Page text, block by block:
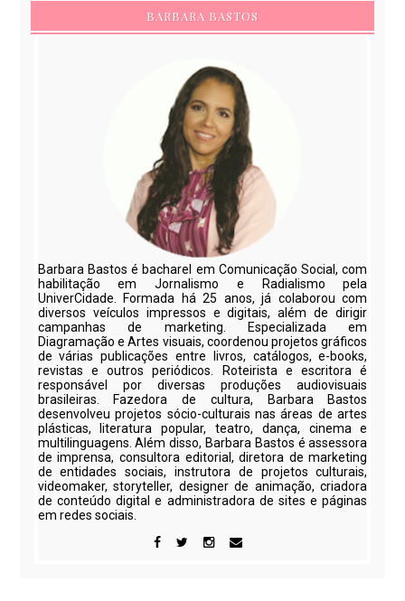
BARBARA BASTOS
Barbara Bastos é bacharel em Comunicação Social, com
habilitação em Jornalismo e Radialismo pela
UniverCidade. Formada há 25 anos, já colaborou com
diversos veículos impressos e digitais, além de dirigir
campanhas de marketing. Especializada em
Diagramação e Artes visuais, coordenou projetos gráficos
de várias publicações entre livros, catálogos, e-books,
revistas e outros periódicos. Roteirista e escritora é
responsável por diversas produções audiovisuais
brasileiras. Fazedora de cultura, Barbara Bastos
desenvolveu projetos sócio-culturais nas áreas de artes
plásticas, literatura popular, teatro, dança, cinema e
multilinguagens. Além disso, Barbara Bastos é assessora
de imprensa, consultora editorial, diretora de marketing
de entidades sociais, instrutora de projetos culturais,
videomaker, storyteller, designer de animação, criadora
de conteúdo digital e administradora de sites e páginas
em redes sociais.